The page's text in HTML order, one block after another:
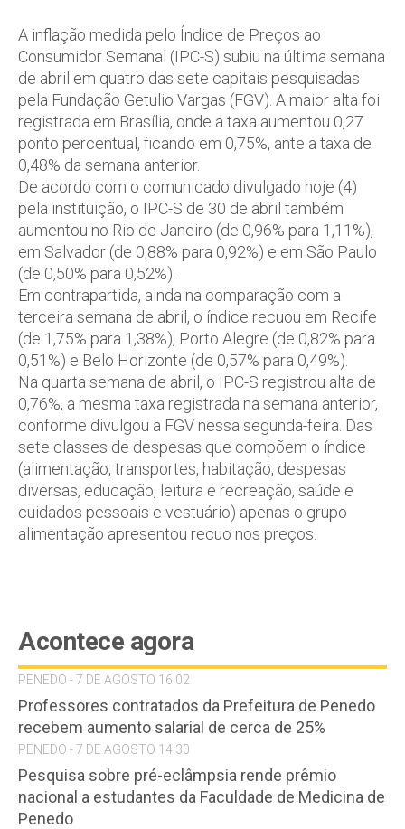
A inflação medida pelo Índice de Preços ao
Consumidor Semanal (IPC-S) subiu na última semana
de abril em quatro das sete capitais pesquisadas
pela Fundação Getulio Vargas (FGV). A maior alta foi
registrada em Brasília, onde a taxa aumentou 0,27
ponto percentual, ficando em 0,75%, ante a taxa de
0,48% da semana anterior.
De acordo com o comunicado divulgado hoje (4)
pela instituição, o IPC-S de 30 de abril também
aumentou no Rio de Janeiro (de 0,96% para 1,11%),
em Salvador (de 0,88% para 0,92%) e em São Paulo
(de 0,50% para 0,52%).
Em contrapartida, ainda na comparação com a
terceira semana de abril, o índice recuou em Recife
(de 1,75% para 1,38%), Porto Alegre (de 0,82% para
0,51%) e Belo Horizonte (de 0,57% para 0,49%).
Na quarta semana de abril, o IPC-S registrou alta de
0,76%, a mesma taxa registrada na semana anterior,
conforme divulgou a FGV nessa segunda-feira. Das
sete classes de despesas que compõem o índice
(alimentação, transportes, habitação, despesas
diversas, educação, leitura e recreação, saúde e
cuidados pessoais e vestuário) apenas o grupo
alimentação apresentou recuo nos preços.
Acontece agora
PENEDO - 7 DE AGOSTO 16:02
Professores contratados da Prefeitura de Penedo
recebem aumento salarial de cerca de 25%
PENEDO - 7 DE AGOSTO 14:30
Pesquisa sobre pré-eclâmpsia rende prêmio
nacional a estudantes da Faculdade de Medicina de
Penedo